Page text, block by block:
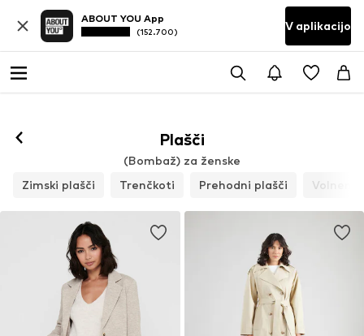
ABOUT YOU App
(152.700) V aplikacijo
Plašči
(Bombaž) za ženske
Zimski plašči
Trenčkoti Prehodni plašči Volneni